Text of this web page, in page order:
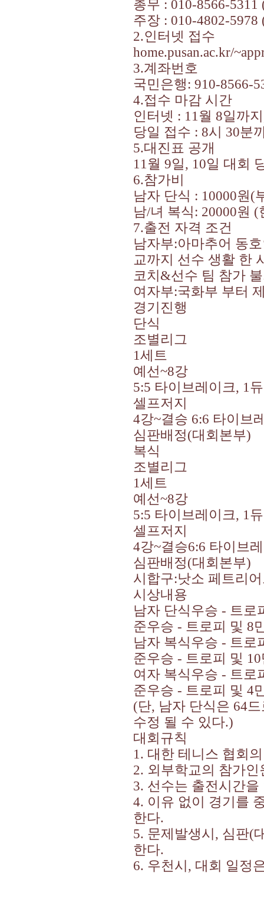
총무 : 010-8566-5311
주장 : 010-4802-5978
2.인터넷 접수
home.pusan.ac.kr/
3.계좌번호
국민은행: 910-8566-
4.접수 마감 시간
인터넷 : 11 월 8일까지
당일 접수 : 8시 30분
5.대진표 공개
11 월 9일, 10일 대회
6.참가비
남자 단식 : 10000원(
남/녀 복식: 20000원 (
7.출전 자격 조건
남자부:아마추어 동
교까지 선수 생활 한
코치&선수 팀 참가
여자부:국화부 부터
경기진행
단식
조별리그
1세트
예선~8강
5:5 타이브레이크, 1
셀프저지
4강~결승 6:6 타이브
심판배정(대회본부)
복식
조별리그
1세트
예선~8강
5:5 타이브레이크, 1
셀프저지
4강~결승6:6 타이브
심판배정(대회본부)
시합구:낫소 페트리
시상내용
남자 단식우승 - 트로
준우승 - 트로피 및 8
남자 복식우승 - 트로
준우승 - 트로피 및 10
여자 복식우승 - 트로
준우승 - 트로피 및 4
(단, 남자 단식은 64
수정 될 수 있다.)
대회규칙
1. 대한 테니스 협회
2. 외부학교의 참가
3. 선수는 출전시간
4. 이유 없이 경기를
한다.
5. 문제발생시, 심판(
한다.
6. 우천시, 대회 일정